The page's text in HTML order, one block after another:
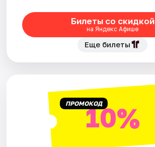
Билеты со скидкой
на Яндекс Афише
Еще билеты
ПРОМОКОД10%